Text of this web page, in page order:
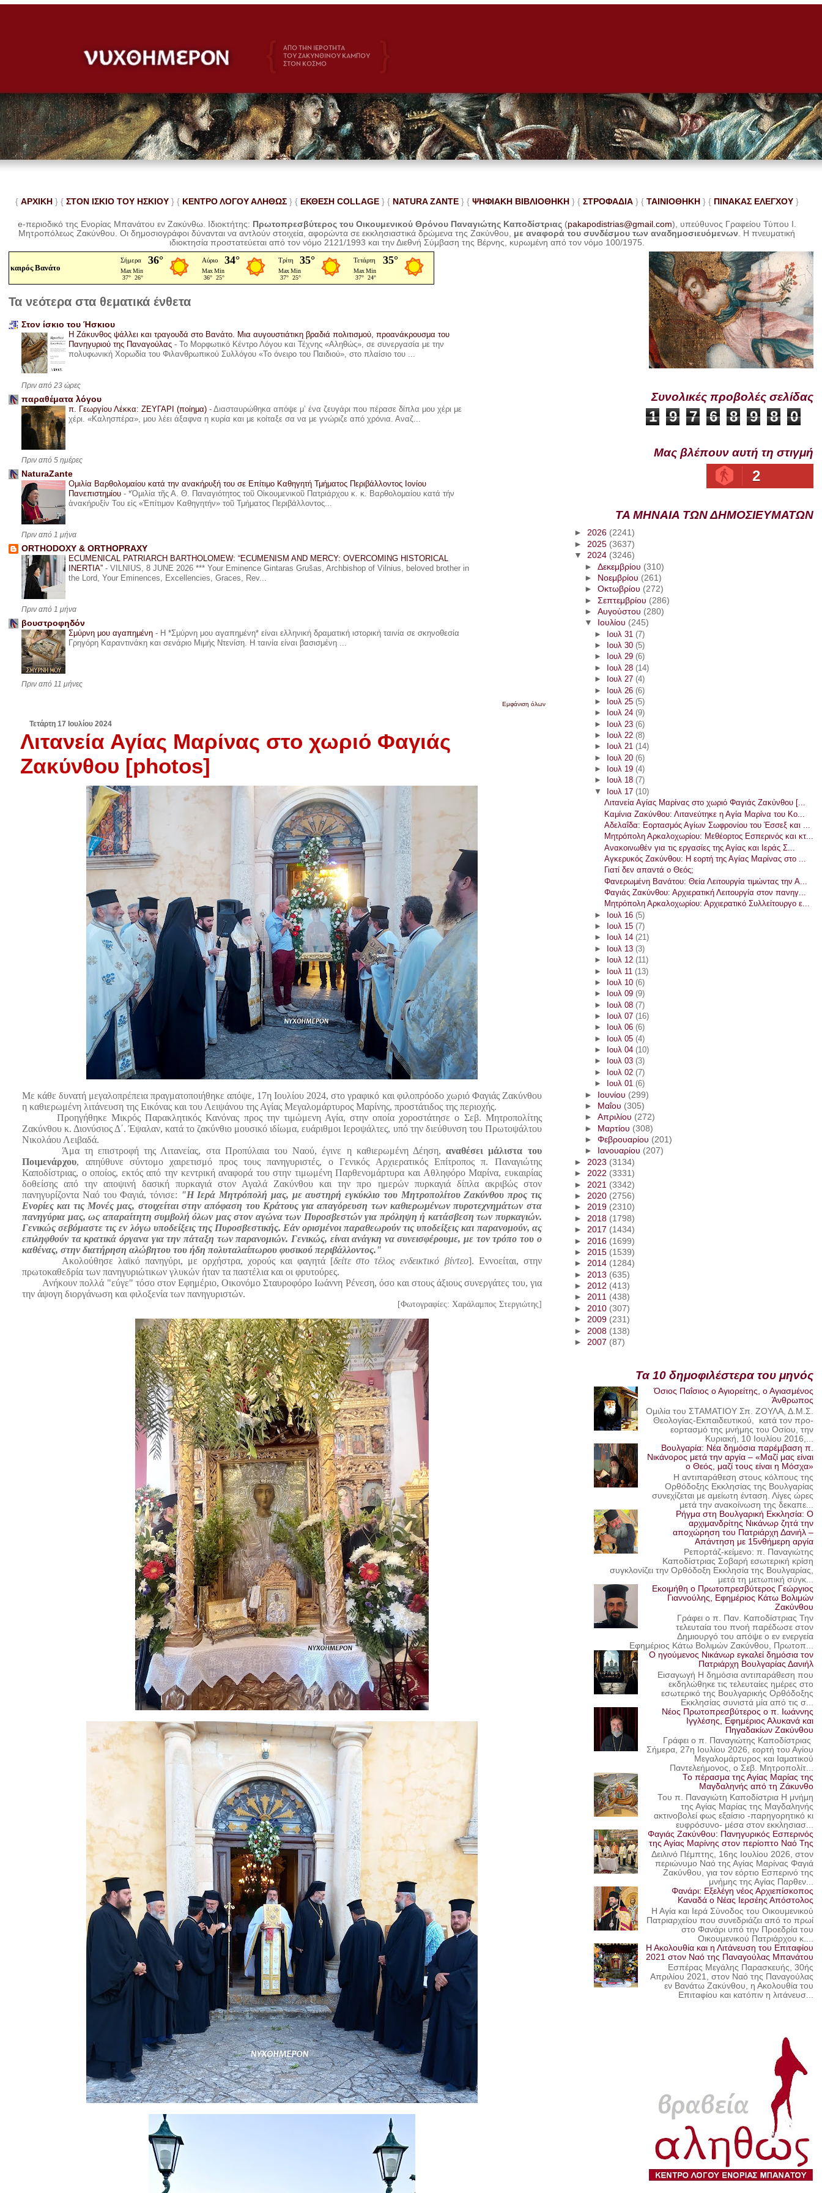
{ ΑΡΧΙΚΗ } { ΣΤΟΝ ΙΣΚΙΟ ΤΟΥ ΗΣΚΙΟΥ } { ΚΕΝΤΡΟ ΛΟΓΟΥ ΑΛΗΘΩΣ } { ΕΚΘΕΣΗ COLLAGE }{ NATURA ZANTE} { ΨΗΦΙΑΚΗ ΒΙΒΛΙΟΘΗΚΗ } { ΣΤΡΟΦΑΔΙΑ } { ΤΑΙΝΙΟΘΗΚΗ } { ΠΙΝΑΚΑΣ ΕΛΕΓΧΟΥ}
e-περιοδικό της Ενορίας Μπανάτου εν Ζακύνθω. Ιδιοκτήτης: Πρωτοπρεσβύτερος του Οικουμενικού Θρόνου Παναγιώτης Καποδίστριας (pakapodistrias@gmail.com), υπεύθυνος Γραφείου Τύπου Ι.
Μητροπόλεως Ζακύνθου.Οι δημοσιογράφοι δύνανται να αντλούν στοιχεία, αφορώντα σε εκκλησιαστικά δρώμενα της Ζακύνθου, με αναφορά του συνδέσμου των αναδημοσιευόμενων . Ηπνευματική
ιδιοκτησία προστατεύεται από τον νόμο 2121/1993 και την Διεθνή Σύμβαση της Βέρνης, κυρωμένη από τον νόμο 100/1975.
καιρός Βανάτο
Τα νεότερα στα θεματικά ένθετα
Στον ίσκιο του Ήσκιου
Η Ζάκυνθος ψάλλει και τραγουδά στο Βανάτο. Μια αυγουστιάτικη βραδιά πολιτισμού, προανάκρουσμα του
Πανηγυριού της Παναγούλας - Το Μορφωτικό Κέντρο Λόγου και Τέχνης «Αληθώς», σε συνεργασία με την
πολυφωνική Χορωδία του Φιλανθρωπικού Συλλόγου «Το όνειρο του Παιδιού», στο πλαίσιο του ...
Πριν από 23 ώρες
παραθέματα λόγου
π. Γεωργίου Λέκκα: ΖΕΥΓΑΡΙ (ποίημα) - Διασταυρώθηκα απόψε μ’ ένα ζευγάρι που πέρασε δίπλα μου χέρι με
χέρι. «Καλησπέρα», μου λέει άξαφνα η κυρία και με κοίταξε σα να με γνώριζε από χρόνια. Αναζ...
Πριν από 5 ημέρες
NaturaZante
Ομιλία Βαρθολομαίου κατά την ανακήρυξή του σε Επίτιμο Καθηγητή Τμήματος Περιβάλλοντος Ιονίου
Πανεπιστημίου - *Ὁμιλία τῆς Α. Θ. Παναγιότητος τοῦ Οἰκουμενικοῦ Πατριάρχου κ. κ. Βαρθολομαίου κατά τήν
ἀνακήρυξίν Του εἰς «Ἐπίτιμον Καθηγητήν» τοῦ Τμήματος Περιβάλλοντος...
Πριν από 1 μήνα
ORTHODOXY & ORTHOPRAXY
ECUMENICAL PATRIARCH BARTHOLOMEW: “ECUMENISM AND MERCY: OVERCOMING HISTORICAL
INERTIA” - VILNIUS, 8 JUNE 2026 *** Your Eminence Gintaras Grušas, Archbishop of Vilnius, beloved brother in
the Lord, Your Eminences, Excellencies, Graces, Rev...
Πριν από 1 μήνα
βουστροφηδόν
Σμύρνη μου αγαπημένη - Η *Σμύρνη μου αγαπημένη* είναι ελληνική δραματική ιστορική ταινία σε σκηνοθεσία
Γρηγόρη Καραντινάκη και σενάριο Μιμής Ντενίση. Η ταινία είναι βασισμένη ...
Πριν από 11 μήνες
Εμφάνιση όλων
Τετάρτη 17 Ιουλίου 2024
Λιτανεία Αγίας Μαρίνας στο χωριό Φαγιάς
Ζακύνθου [photos]
Με κάθε δυνατή μεγαλοπρέπεια πραγματοποιήθηκε απόψε, 17η Ιουλίου 2024, στο γραφικό και φιλοπρόοδο χωριό Φαγιάς Ζακύνθου
η καθιερωμένη λιτάνευση της Εικόνας και του Λειψάνου της Αγίας Μεγαλομάρτυρος Μαρίνης, προστάτιδος της περιοχής.
Προηγήθηκε Μικρός Παρακλητικός Κανόνας προς την τιμώμενη Αγία, στην οποία χοροστάτησε ο Σεβ. Μητροπολίτης
Ζακύνθου κ. Διονύσιος Δ΄. Έψαλαν, κατά το ζακύνθιο μουσικό ιδίωμα, ευάριθμοι Ιεροψάλτες, υπό την διεύθυνση του Πρωτοψάλτου
Νικολάου Λειβαδά.
Άμα τη επιστροφή της Λιτανείας, στα Προπύλαια του Ναού, έγινε η καθιερωμένη Δέηση,αναθέσει μάλιστα του
Ποιμενάρχου, απηύθυνε σύντομο χαιρετισμό προς τους πανηγυριστές, ο Γενικός Αρχιερατικός Επίτροπος π. Παναγιώτης
Καποδίστριας, ο οποίος, εκτός από την κεντρική αναφορά του στην τιμωμένη Παρθενομάρτυρα και Αθληφόρο Μαρίνα, ευκαιρίας
δοθείσης από την αποψινή δασική πυρκαγιά στον Αγαλά Ζακύνθου και την προ ημερών πυρκαγιά δίπλα ακριβώς στον
πανηγυρίζοντα Ναό του Φαγιά, τόνισε: "Η Ιερά Μητρόπολή μας, με αυστηρή εγκύκλιο του Μητροπολίτου Ζακύνθου προς τις
Ενορίες και τις Μονές μας, στοιχείται στην απόφαση του Κράτους για απαγόρευση των καθιερωμένων πυροτεχνημάτων στα
πανηγύρια μας, ως απαραίτητη συμβολή όλων μας στον αγώνα των Πυροσβεστών για πρόληψη ή κατάσβεση των πυρκαγιών.
Γενικώς σεβόμαστε τις εν λόγω υποδείξεις της Πυροσβεστικής. Εάν ορισμένοι παραθεωρούν τις υποδείξεις και παρανομούν, ας
επιληφθούν τα κρατικά όργανα για την πάταξη των παρανομιών. Γενικώς, είναι ανάγκη να συνεισφέρουμε, με τον τρόπο του ο
καθένας, στην διατήρηση αλώβητου του ήδη πολυταλαίπωρου φυσικού περιβάλλοντος."
Ακολούθησε λαϊκό πανηγύρι, με ορχήστρα, χορούς και φαγητά [δείτε στο τέλος ενδεικτικό βίντεο]. Εννοείται, στην
πρωτοκαθεδρία των πανηγυριώτικων γλυκών ήταν τα παστέλια και οι φρυτούρες.
Ανήκουν πολλά "εύγε" τόσο στον Εφημέριο, Οικονόμο Σταυροφόρο Ιωάννη Ρένεση, όσο και στους άξιους συνεργάτες του, για
την άψογη διοργάνωση και φιλοξενία των πανηγυριστών.
[Φωτογραφίες: Χαράλαμπος Στεργιώτης]
Συνολικές προβολές σελίδας
1 9 7 6 8 9 8 0
Μας βλέπουν αυτή τη στιγμή
2
ΤΑ ΜΗΝΑΙΑ ΤΩΝ ΔΗΜΟΣΙΕΥΜΑΤΩΝ
►2026 (2241)
► 2025 (3637)
▼2024 (3246)
► Δεκεμβρίου (310)
►
Νοεμβρίου (261)
► Οκτωβρίου (272)
► Σεπτεμβρίου (286)
► Αυγούστου (280)
▼
Ιουλίου (245)
►
Ιουλ 31 (7)
►
Ιουλ 30 (5)
►
Ιουλ 29 (6)
►
Ιουλ 28 (14)
►
Ιουλ 27 (4)
► Ιουλ 26 (6)
►
Ιουλ 25 (5)
►
Ιουλ 24 (9)
► Ιουλ 23 (6)
►
Ιουλ 22 (8)
►
Ιουλ 21 (14)
► Ιουλ 20 (6)
►
Ιουλ 19 (4)
►
Ιουλ 18 (7)
▼
Ιουλ 17 (10)
Λιτανεία Αγίας Μαρίνας στο χωριό Φαγιάς Ζακύνθου [...
Καμίνια Ζακύνθου: Λιτανεύτηκε η Αγία Μαρίνα του Κο...
Αδελαΐδα: Εορτασμός Αγίων Σωφρονίου του Έσσεξ και ...
Μητρόπολη Αρκαλοχωρίου: Μεθέορτος Εσπερινός και κτ...
Ανακοινωθέν για τις εργασίες της Αγίας και Ιεράς Σ...
Αγκερυκός Ζακύνθου: Η εορτή της Αγίας Μαρίνας στο ...
Γιατί δεν απαντά ο Θεός;
Φανερωμένη Βανάτου: Θεία Λειτουργία τιμώντας την Α...
Φαγιάς Ζακύνθου: Αρχιερατική Λειτουργία στον πανηγ...
Μητρόπολη Αρκαλοχωρίου: Αρχιερατικό Συλλείτουργο ε...
►
Ιουλ 16 (5)
►
Ιουλ 15 (7)
►
Ιουλ 14 (21)
►
Ιουλ 13 (3)
►
Ιουλ 12 (11)
► Ιουλ 11 (13)
►
Ιουλ 10 (6)
►
Ιουλ 09 (9)
► Ιουλ 08 (7)
►
Ιουλ 07 (16)
►
Ιουλ 06 (6)
► Ιουλ 05 (4)
►
Ιουλ 04 (10)
►
Ιουλ 03 (3)
►
Ιουλ 02 (7)
►
Ιουλ 01 (6)
► Ιουνίου (299)
►
Μαΐου (305)
► Απριλίου (272)
► Μαρτίου (308)
► Φεβρουαρίου (201)
►
Ιανουαρίου (207)
► 2023 (3134)
►2022 (3331)
► 2021 (3342)
► 2020 (2756)
►2019 (2310)
► 2018 (1798)
►2017 (1434)
► 2016 (1699)
► 2015 (1539)
►2014 (1284)
► 2013 (635)
►2012 (413)
►2011 (438)
► 2010 (307)
►2009 (231)
► 2008 (138)
►2007 (87)
Τα 10 δημοφιλέστερα του μηνός
Όσιος Παΐσιος ο Αγιορείτης, ο Αγιασμένος
Άνθρωπος
Ομιλία του ΣΤΑΜΑΤΙΟΥ Σπ. ΖΟΥΛΑ, Δ.Μ.Σ.
Θεολογίας-Εκπαιδευτικού, κατά τον προ-
εορτασμό της μνήμης του Οσίου, την
Κυριακή, 10 Ιουλίου 2016,...
Βουλγαρία: Νέα δημόσια παρέμβαση π.
Νικάνορος μετά την αργία – «Μαζί μας είναι
ο Θεός, μαζί τους είναι η Μόσχα»
Η αντιπαράθεση στους κόλπους της
Ορθόδοξης Εκκλησίας της Βουλγαρίας
συνεχίζεται με αμείωτη ένταση. Λίγες ώρες
μετά την ανακοίνωση της δεκαπε...
Ρήγμα στη Βουλγαρική Εκκλησία: Ο
αρχιμανδρίτης Νικάνωρ ζητά την
αποχώρηση του Πατριάρχη Δανιήλ –
Απάντηση με 15νθήμερη αργία
Ρεπορτάζ-κείμενο: π. Παναγιώτης
Καποδίστριας Σοβαρή εσωτερική κρίση
συγκλονίζει την Ορθόδοξη Εκκλησία της Βουλγαρίας,
μετά τη μετωπική σύγκ...
Εκοιμήθη ο Πρωτοπρεσβύτερος Γεώργιος
Γιαννούλης, Εφημέριος Κάτω Βολιμών
Ζακύνθου
Γράφει ο π. Παν. Καποδίστριας Την
τελευταία του πνοή παρέδωσε στον
Δημιουργό του απόψε ο εν ενεργεία
Εφημέριος Κάτω Βολιμών Ζακύνθου, Πρωτοπ...
Ο ηγούμενος Νικάνωρ εγκαλεί δημόσια τον
Πατριάρχη Βουλγαρίας Δανιήλ
Εισαγωγή Η δημόσια αντιπαράθεση που
εκδηλώθηκε τις τελευταίες ημέρες στο
εσωτερικό της Βουλγαρικής Ορθόδοξης
Εκκλησίας συνιστά μία από τις σ...
Νέος Πρωτοπρεσβύτερος ο π. Ιωάννης
Ιγγλέσης, Εφημέριος Αλυκανά και
Πηγαδακίων Ζακύνθου
Γράφει ο π. Παναγιώτης Καποδίστριας
Σήμερα, 27η Ιουλίου 2026, εορτή του Αγίου
Μεγαλομάρτυρος και Ιαματικού
Παντελεήμονος, ο Σεβ. Μητροπολίτ...
Το πέρασμα της Αγίας Μαρίας της
Μαγδαληνής από τη Ζάκυνθο
Του π. Παναγιώτη Καποδίστρια Η μνήμη
της Αγίας Μαρίας της Μαγδαληνής
ακτινοβολεί φως εξαίσιο -παρηγορητικό κι
ευφρόσυνο- μέσα στον εκκλησιασ...
Φαγιάς Ζακύνθου: Πανηγυρικός Εσπερινός
της Αγίας Μαρίνης στον περίοπτο Ναό Της
Δειλινό Πέμπτης, 16ης Ιουλίου 2026, στον
περιώνυμο Ναό της Αγίας Μαρίνας Φαγιά
Ζακύνθου, για τον εόρτιο Εσπερινό της
μνήμης της Αγίας Παρθεν...
Φανάρι: Εξελέγη νέος Αρχιεπίσκοπος
Καναδά ο Νέας Ιερσέης Απόστολος
Η Αγία και Ιερά Σύνοδος του Οικουμενικού
Πατριαρχείου που συνεδριάζει από το πρωί
στο Φανάρι υπό την Προεδρία του
Οικουμενικού Πατριάρχου κ....
Η Ακολουθία και η Λιτάνευση του Επιταφίου
2021 στον Ναό της Παναγούλας Μπανάτου
Εσπέρας Μεγάλης Παρασκευής, 30ής
Απριλίου 2021, στον Ναό της Παναγούλας
εν Βανάτω Ζακύνθου, η Ακολουθία του
Επιταφίου και κατόπιν η λιτάνευσ...